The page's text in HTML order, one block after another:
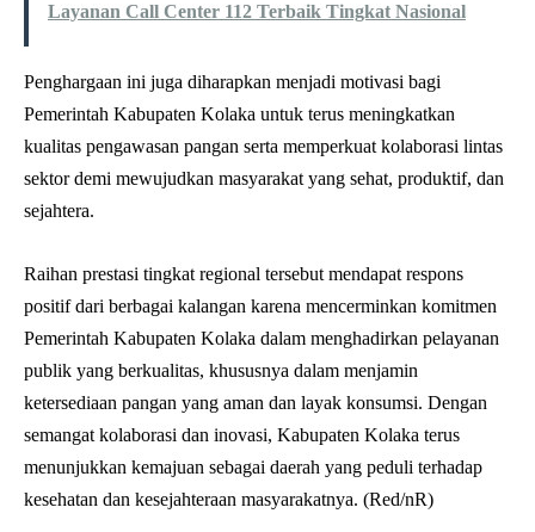
Layanan Call Center 112 Terbaik Tingkat Nasional
Penghargaan ini juga diharapkan menjadi motivasi bagi
Pemerintah Kabupaten Kolaka untuk terus meningkatkan
kualitas pengawasan pangan serta memperkuat kolaborasi lintas
sektor demi mewujudkan masyarakat yang sehat, produktif, dan
sejahtera.
Raihan prestasi tingkat regional tersebut mendapat respons
positif dari berbagai kalangan karena mencerminkan komitmen
Pemerintah Kabupaten Kolaka dalam menghadirkan pelayanan
publik yang berkualitas, khususnya dalam menjamin
ketersediaan pangan yang aman dan layak konsumsi. Dengan
semangat kolaborasi dan inovasi, Kabupaten Kolaka terus
menunjukkan kemajuan sebagai daerah yang peduli terhadap
kesehatan dan kesejahteraan masyarakatnya. (Red/nR)